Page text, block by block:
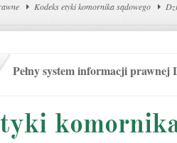
Kodeks etyki komornika sądowego
Pełny system informacji prawnej